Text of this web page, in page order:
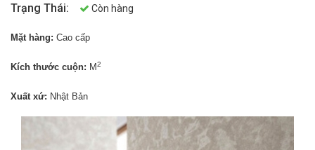
Trạng Thái: Còn hàng
Mặt hàng: Cao cấp
Kích thước cuộn: M2
Xuất xứ: Nhật Bản